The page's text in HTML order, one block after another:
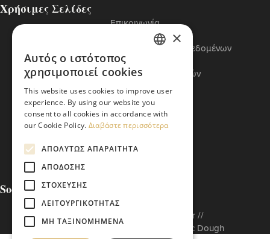
Χρήσιμες Σελίδες
Επικοινωνία
Πολιτική Cookies
Πολιτική Προστασίας Προσωπικών Δεδομένων
Όροι Χρήσης
Πολιτική Διαχείρισης Αναφορών
Βασικός Κώδικας ETI
Social Media
Copyright © 2026 Arabatzis Hellenic Dough
Built to matter by // Don'tMatter //
×
Αυτός ο ιστότοπος
χρησιμοποιεί cookies
This website uses cookies to improve user
experience. By using our website you
consent to all cookies in accordance with
our Cookie Policy. Διαβάστε περισσότερα
ΑΠΟΛΎΤΩΣ ΑΠΑΡΑΊΤΗΤΑ
ΑΠΌΔΟΣΗΣ
ΣΤΌΧΕΥΣΗΣ
ΛΕΙΤΟΥΡΓΙΚΌΤΗΤΑΣ
ΜΗ ΤΑΞΙΝΟΜΗΜΈΝΑ